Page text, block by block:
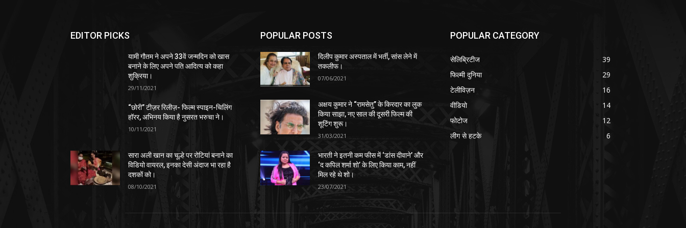
EDITOR PICKS
यामी गौतम ने अपने 33वें जन्मदिन को खास
बनाने के लिए अपने पति आदित्य को कहा
शुक्रिया।
29/11/2021
“छोरी” टीज़र रिलीज़- फिल्म स्पाइन-चिलिंग
हॉरर, अभिनय किया है नुसरत भरुचा ने।
10/11/2021
सारा अली खान का चूल्हे पर रोटियां बनाने का
विडियो वायरल, इनका देसी अंदाज भा रहा है
दशकों को।
08/10/2021
POPULAR POSTS
दिलीप कुमार अस्पताल में भर्ती, सांस लेने में
तकलीफ।
07/06/2021
अक्षय कुमार ने “रामसेतु” के किरदार का लुक
किया साझा, नए साल की दूसरी फिल्म की
शूटिंग शुरू।
31/03/2021
भारती ने इतनी कम फीस में ‘डांस दीवाने’ और
‘द कपिल शर्मा शो’ के लिए किया काम, नहीं
मिल रहे थे शो।
23/07/2021
POPULAR CATEGORY
सेलिब्रिटीज
39
फिल्मी दुनिया
29
टेलीविज़न
16
वीडियो
14
फोटोज
12
लीग से हटके
6